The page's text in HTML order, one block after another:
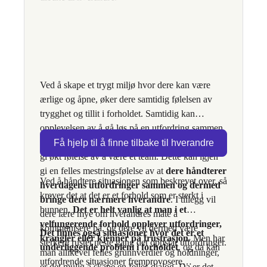
Ved å skape et trygt miljø hvor dere kan være
ærlige og åpne, øker dere samtidig følelsen av
trygghet og tillit i forholdet. Samtidig kan
opplevelsen av å gå løs på en utfordring sammen,
finne løsninger sammen og å planlegge sammen,
gi økt følelse av å være et team. Dette kan igjen
gi en felles mestringsfølelse av at dere håndterer
hverdagens utfordringer sammen og dermed
bringe dere nærmere hverandre. I tillegg vil
dere lære mye om hverandres måte å
kommunisere på, og dere vil dermed være
sterkere rustet neste gang det oppstår utfordringer.
Få hjelp til å finne tilbake til hverandre
Ved å håndtere situasjonen som beskrevet over, så
krever det at det er et forhold som er sterkt i
bunnen. Det er helt vanlig at man i et
velfungerende forhold opplever utfordringer,
krangler eller kjenner på frustrasjon. Men har
man allikevel felles grunnverdier og holdninger,
Det finnes også situasjoner hvor det er et
underliggende problem i forholdet, og da kan
utfordrende situasjoner fremprovosere